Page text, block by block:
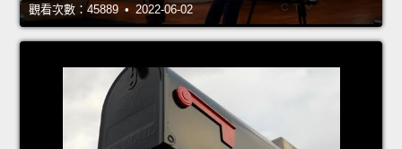
觀看次數：45889 • 2022-06-02